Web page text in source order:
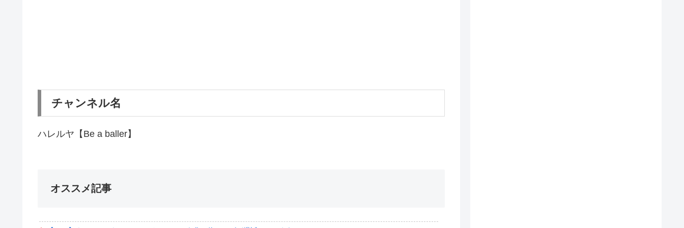
チャンネル名
ハレルヤ【Be a baller】
オススメ記事